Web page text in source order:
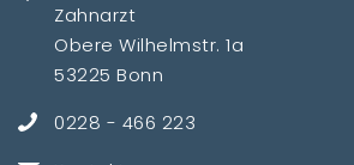
Zahnarzt
Obere Wilhelmstr. 1a
53225 Bonn
0228 - 466 223